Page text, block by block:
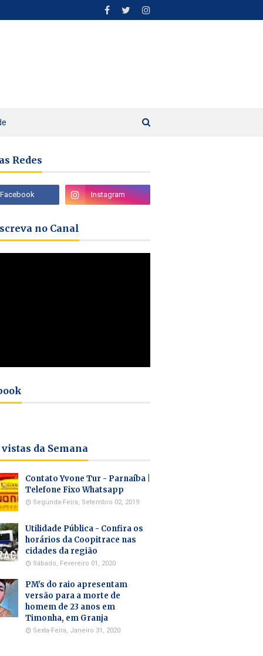
Redes
no Canal
da Semana
Contato Yvone Tur - Parnaíba |
Telefone Fixo Whatsapp
Segunda-Feira, Setembro 02, 2019
Utilidade Pública - Confira os
horários da Coopitrace nas
cidades da região
Sábado, Fevereiro 01, 2020
PM's do raio apresentam
versão para a morte de
homem de 23 anos em
Timonha, em Granja
Sexta-Feira, Janeiro 31, 2020